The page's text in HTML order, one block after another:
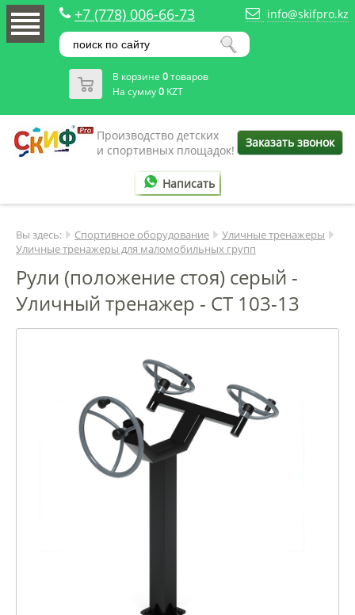
+7 (778) 006-66-73 info@skifpro.kz
В корзине 0товаров
На сумму0 KZT
Производство детских
и спортивных площадок!
Заказать звонок
Написать
Вы здесь: Спортивное оборудование
Уличные тренажеры
Уличные тренажеры для маломобильных групп
Рули (положение стоя) серый -
Уличный тренажер - СТ 103-13